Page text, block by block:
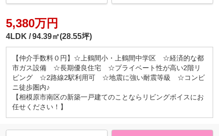
5,380万円
4LDK 94.39㎡(28.55坪)
【仲介手数料０円】☆上鶴間小・上鶴間中学区 ☆経済的な都
市ガス設備 ☆長期優良住宅 ☆プライベート性が高い2階リ
ビング ☆2路線2駅利用可 ☆地震に強い耐震等級 ☆コンビ
ニ徒歩圏内♪
【相模原市南区の新築一戸建てのことならリビングボイスにお
任せください！】